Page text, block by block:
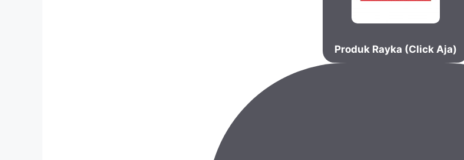
Produk Rayka (Click Aja)